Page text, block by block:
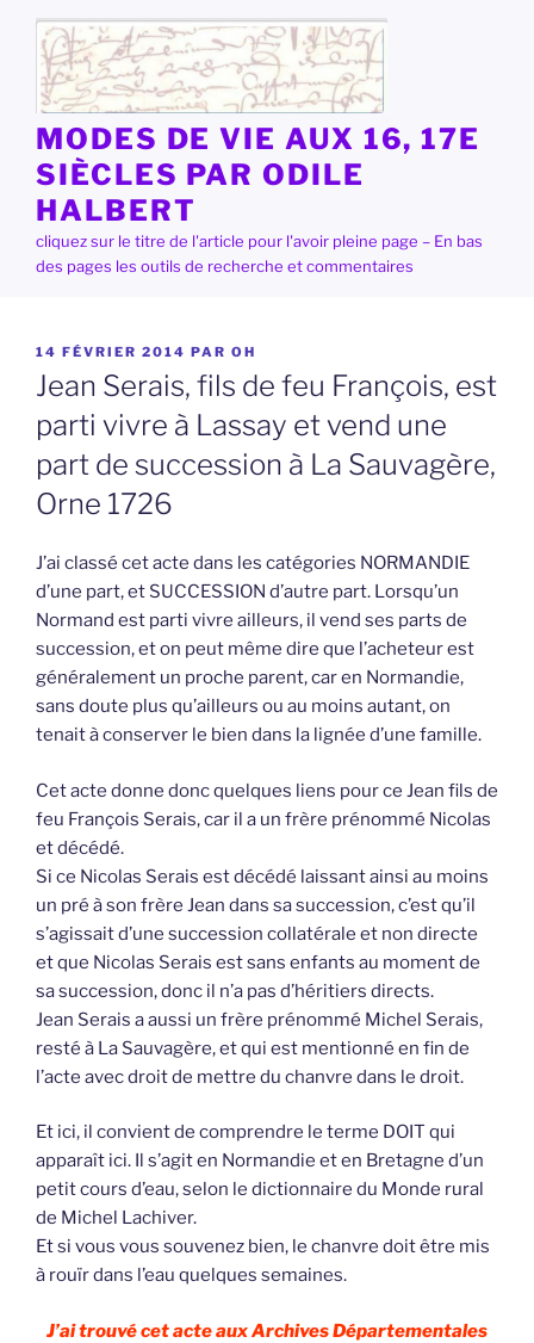
contenu
principal
MODES DE VIE AUX 16, 17E
SIÈCLES PAR ODILE
HALBERT
cliquez sur le titre de l'article pour l'avoir pleine page – En bas
des pages les outils de recherche et commentaires
PUBLIÉ
LE
14 FÉVRIER 2014 PAR OH
Jean Serais, fils de feu François, est
parti vivre à Lassay et vend une
part de succession à La Sauvagère,
Orne 1726
J’ai classé cet acte dans les catégories NORMANDIE
d’une part, et SUCCESSION d’autre part. Lorsqu’un
Normand est parti vivre ailleurs, il vend ses parts de
succession, et on peut même dire que l’acheteur est
généralement un proche parent, car en Normandie,
sans doute plus qu’ailleurs ou au moins autant, on
tenait à conserver le bien dans la lignée d’une famille.
Cet acte donne donc quelques liens pour ce Jean fils de
feu François Serais, car il a un frère prénommé Nicolas
et décédé.
Si ce Nicolas Serais est décédé laissant ainsi au moins
un pré à son frère Jean dans sa succession, c’est qu’il
s’agissait d’une succession collatérale et non directe
et que Nicolas Serais est sans enfants au moment de
sa succession, donc il n’a pas d’héritiers directs.
Jean Serais a aussi un frère prénommé Michel Serais,
resté à La Sauvagère, et qui est mentionné en fin de
l’acte avec droit de mettre du chanvre dans le droit.
Et ici, il convient de comprendre le terme DOIT qui
apparaît ici. Il s’agit en Normandie et en Bretagne d’un
petit cours d’eau, selon le dictionnaire du Monde rural
de Michel Lachiver.
Et si vous vous souvenez bien, le chanvre doit être mis
à rouïr dans l’eau quelques semaines.
J’ai trouvé cet acte aux Archives Départementales